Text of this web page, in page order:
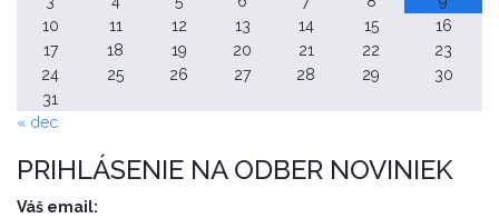
10
11 12 13 14 15
16
17
18 19 20 21 22
23
24
25 26 27 28 29
30
31
« dec
PRIHLÁSENIE NA ODBER NOVINIEK
Váš email: